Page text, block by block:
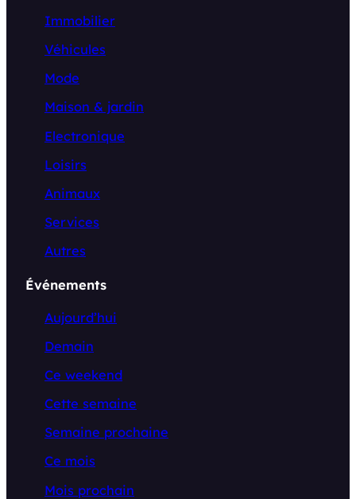
Immobilier
Véhicules
Mode
Maison & jardin
Electronique
Loisirs
Animaux
Services
Autres
Événements
Aujourd’hui
Demain
Ce weekend
Cette semaine
Semaine prochaine
Ce mois
Mois prochain